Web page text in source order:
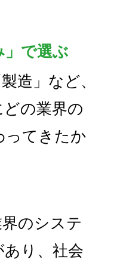
」で選ぶ
造」など、
の業界の
ってきたか
のシステ
り、社会